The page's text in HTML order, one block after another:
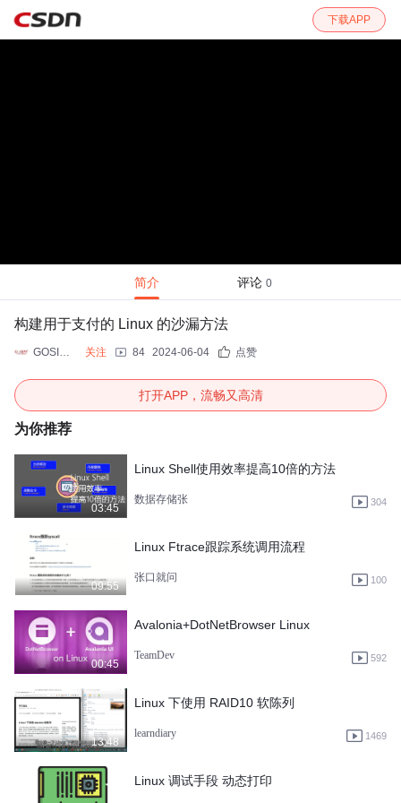
下载APP
简介 评论 0
构建用于支付的 Linux 的沙漏方法
GOSIM 全球开源创新汇 关注 84 2024-06-04 点赞
打开APP，流畅又高清
为你推荐
03:45
Linux Shell使用效率提高10倍的方法
数据存储张 304
09:55
Linux Ftrace跟踪系统调用流程
张口就问 100
00:45
Avalonia+DotNetBrowser Linux
TeamDev 592
13:48
Linux 下使用 RAID10 软陈列
learndiary 1469
Linux 调试手段 动态打印